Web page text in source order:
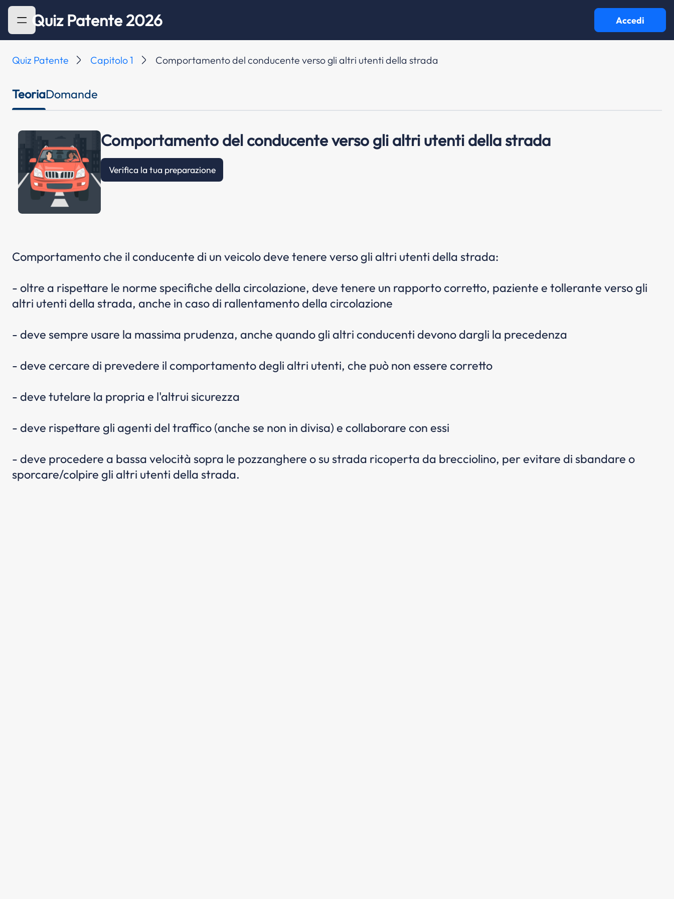
Quiz Patente 2026 Accedi
Quiz Patente Capitolo 1 Comportamento del conducente verso gli altri utenti della strada
TeoriaDomande
Comportamento del conducente verso gli altri utenti della strada
Verifica la tua preparazione
Comportamento che il conducente di un veicolo deve tenere verso gli altri utenti della strada:
- oltre a rispettare le norme specifiche della circolazione, deve tenere un rapporto corretto, paziente e tollerante verso gli
altri utenti della strada, anche in caso di rallentamento della circolazione
- deve sempre usare la massima prudenza, anche quando gli altri conducenti devono dargli la precedenza
- deve cercare di prevedere il comportamento degli altri utenti, che può non essere corretto
- deve tutelare la propria e l'altrui sicurezza
- deve rispettare gli agenti del traffico (anche se non in divisa) e collaborare con essi
- deve procedere a bassa velocità sopra le pozzanghere o su strada ricoperta da brecciolino, per evitare di sbandare o
sporcare/colpire gli altri utenti della strada.